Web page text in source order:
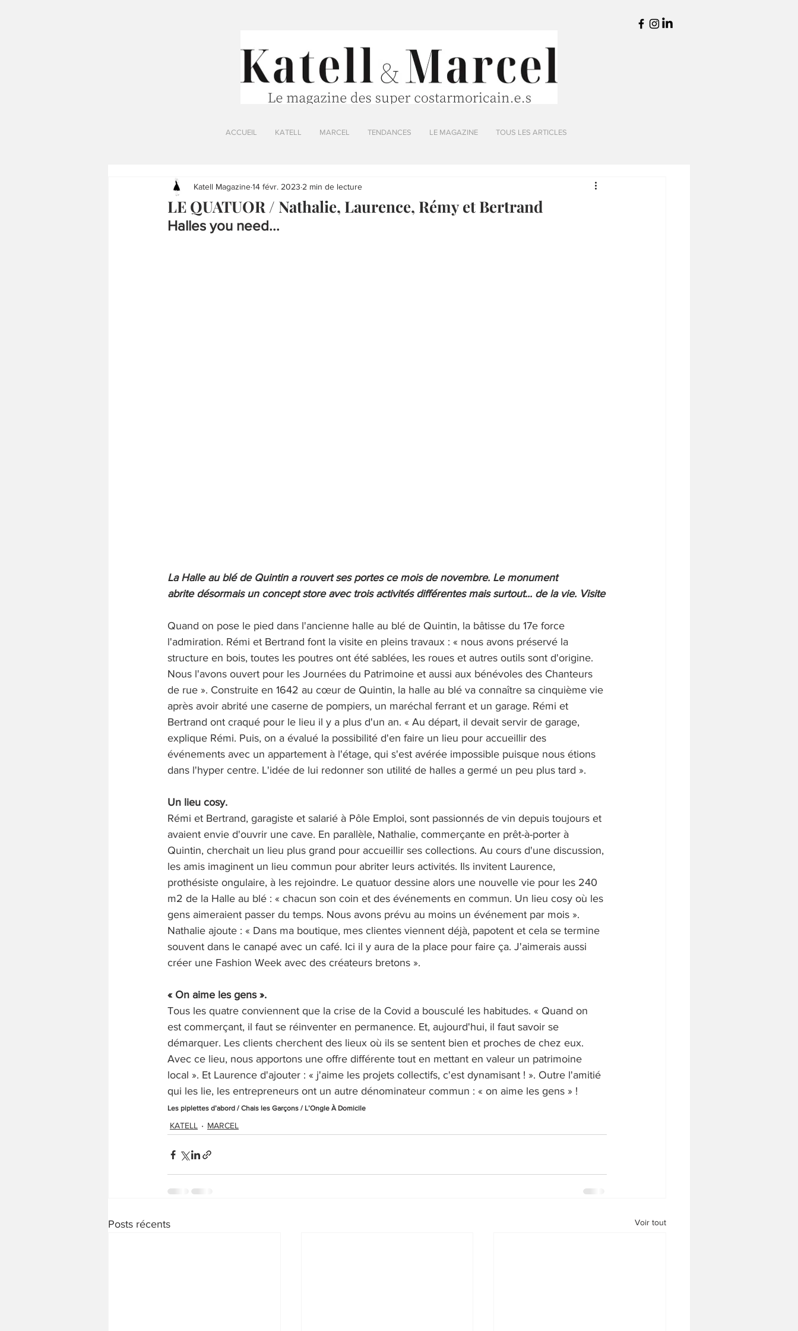
ACCUEIL KATELL MARCEL TENDANCES LE MAGAZINE TOUS LES ARTICLES
LE QUATUOR / Nathalie, Laurence, Rémy et Bertrand
Katell Magazine14 févr. 2023 2 min de lecture
Halles you need...
La Halle au blé de Quintin a rouvert ses portes ce mois de novembre. Le monument
abrite désormais un concept store avec trois activités différentes mais surtout... de la vie. Visite
Quand on pose le pied dans l'ancienne halle au blé de Quintin, la bâtisse du 17e force
l'admiration. Rémi et Bertrand font la visite en pleins travaux : « nous avons préservé la
structure en bois, toutes les poutres ont été sablées, les roues et autres outils sont d'origine.
Nous l'avons ouvert pour les Journées du Patrimoine et aussi aux bénévoles des Chanteurs
de rue ». Construite en 1642 au cœur de Quintin, la halle au blé va connaître sa cinquième vie
après avoir abrité une caserne de pompiers, un maréchal ferrant et un garage. Rémi et
Bertrand ont craqué pour le lieu il y a plus d'un an. « Au départ, il devait servir de garage,
explique Rémi. Puis, on a évalué la possibilité d'en faire un lieu pour accueillir des
événements avec un appartement à l'étage, qui s'est avérée impossible puisque nous étions
dans l'hyper centre. L'idée de lui redonner son utilité de halles a germé un peu plus tard ».
Un lieu cosy.
Rémi et Bertrand, garagiste et salarié à Pôle Emploi, sont passionnés de vin depuis toujours et
avaient envie d'ouvrir une cave. En parallèle, Nathalie, commerçante en prêt-à-porter à
Quintin, cherchait un lieu plus grand pour accueillir ses collections. Au cours d'une discussion,
les amis imaginent un lieu commun pour abriter leurs activités. Ils invitent Laurence,
prothésiste ongulaire, à les rejoindre. Le quatuor dessine alors une nouvelle vie pour les 240
m2 de la Halle au blé : « chacun son coin et des événements en commun. Un lieu cosy où les
gens aimeraient passer du temps. Nous avons prévu au moins un événement par mois ».
Nathalie ajoute : « Dans ma boutique, mes clientes viennent déjà, papotent et cela se termine
souvent dans le canapé avec un café. Ici il y aura de la place pour faire ça. J'aimerais aussi
créer une Fashion Week avec des créateurs bretons ».
« On aime les gens ».
Tous les quatre conviennent que la crise de la Covid a bousculé les habitudes. « Quand on
est commerçant, il faut se réinventer en permanence. Et, aujourd'hui, il faut savoir se
démarquer. Les clients cherchent des lieux où ils se sentent bien et proches de chez eux.
Avec ce lieu, nous apportons une offre différente tout en mettant en valeur un patrimoine
local ». Et Laurence d'ajouter : « j'aime les projets collectifs, c'est dynamisant ! ». Outre l'amitié
qui les lie, les entrepreneurs ont un autre dénominateur commun : « on aime les gens » !
Les piplettes d’abord / Chais les Garçons / L’Ongle À Domicile
KATELL MARCEL
Posts récents Voir tout